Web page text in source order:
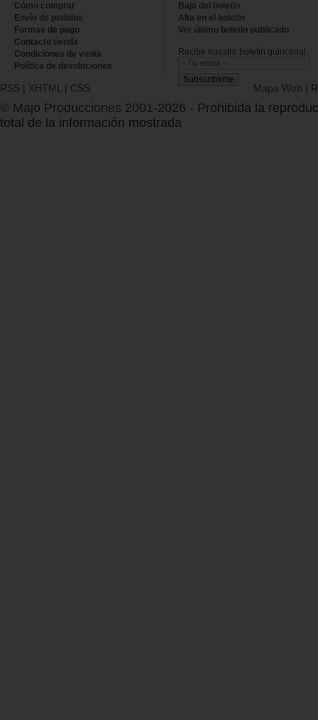
Cómo comprar
Envío de pedidos
Formas de pago
Contacto tienda
Condiciones de venta
Política de devoluciones
Baja del boletin
Alta en el boletin
Ver último boletin publicado
Recibe nuestro boletín quincenal.
RSS | XHTML | CSS Mapa Web |
© Majo Producciones 2001-2026 - Prohibida la
total de la información mostrada